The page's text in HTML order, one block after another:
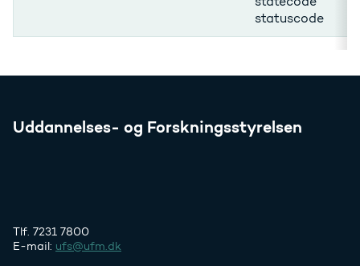
statuscode
Uddannelses- og Forskningsstyrelsen
Tlf. 7231 7800
E-mail: ufs@ufm.dk